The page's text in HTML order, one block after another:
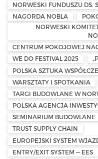
NORWESKI FUNDUSZU DS.
NAGORDA NOBLA
NORWESKI
CENTRUM POKOJOWEJ
WE DO FESTIVAL 2025
POLSKA SZTUKA
WARSZTATY I SPOTKANIA
TARGI BUDOWLANE W
POLSKA AGENCJA
SEMINARIUM BUDOWLANE
TRUST SUPPLY CHAIN
EUROPEJSKI SYSTEM
ENTRY/EXIT SYSTEM — EES